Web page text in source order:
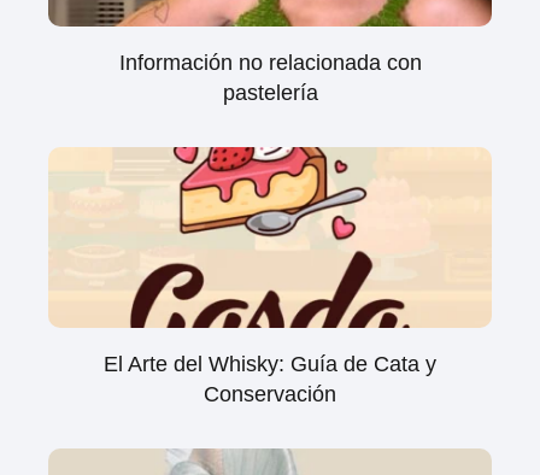
Información no relacionada con
pastelería
El Arte del Whisky: Guía de Cata y
Conservación